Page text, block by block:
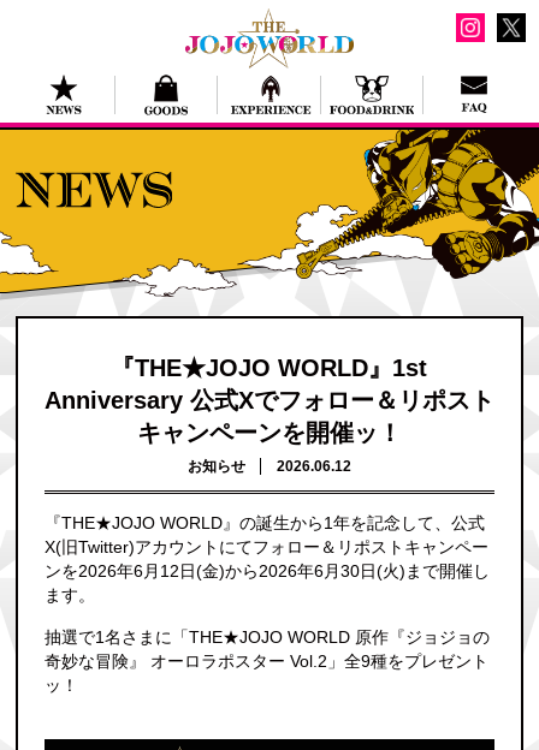
『THE★JOJO WORLD』1st
Anniversary 公式Xでフォロー＆リポスト
キャンペーンを開催ッ！
お知らせ 2026.06.12
『THE★JOJO WORLD』の誕生から1年を記念して、公式
X(旧Twitter)アカウントにてフォロー＆リポストキャンペー
ンを2026年6月12日(金)から2026年6月30日(火)まで開催し
ます。
抽選で1名さまに「THE★JOJO WORLD 原作『ジョジョの
奇妙な冒険』 オーロラポスター Vol.2」全9種をプレゼント
ッ！